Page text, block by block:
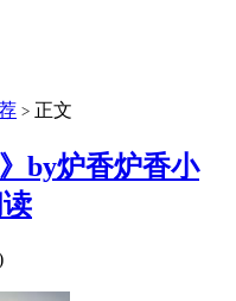
> 正文
by炉香炉香小